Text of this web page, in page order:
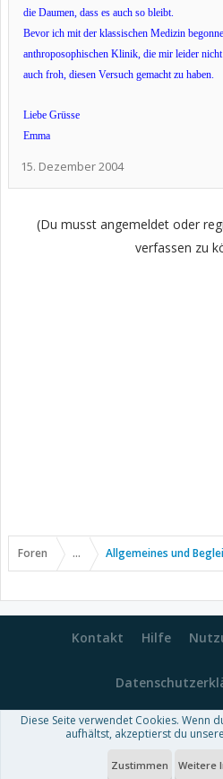
die Daumen, dass es auch so bleibt.
Bevor ich mit der klassischen Medizin
anthroposophischen Klinik, die mir leider
auch froh, diesen Versuch gemacht zu haben.
Liebe Grüsse
Emma
15. Dezember 2004
(Du musst angemeldet oder
verfassen zu
Foren ... Allgemeines und
Kontakt Hilfe
Forum software by XenForo™-
Theme designed by
Diese Seite verwendet Cookies. Wenn
aufhältst, akzeptierst du
Zustimmen Weitere